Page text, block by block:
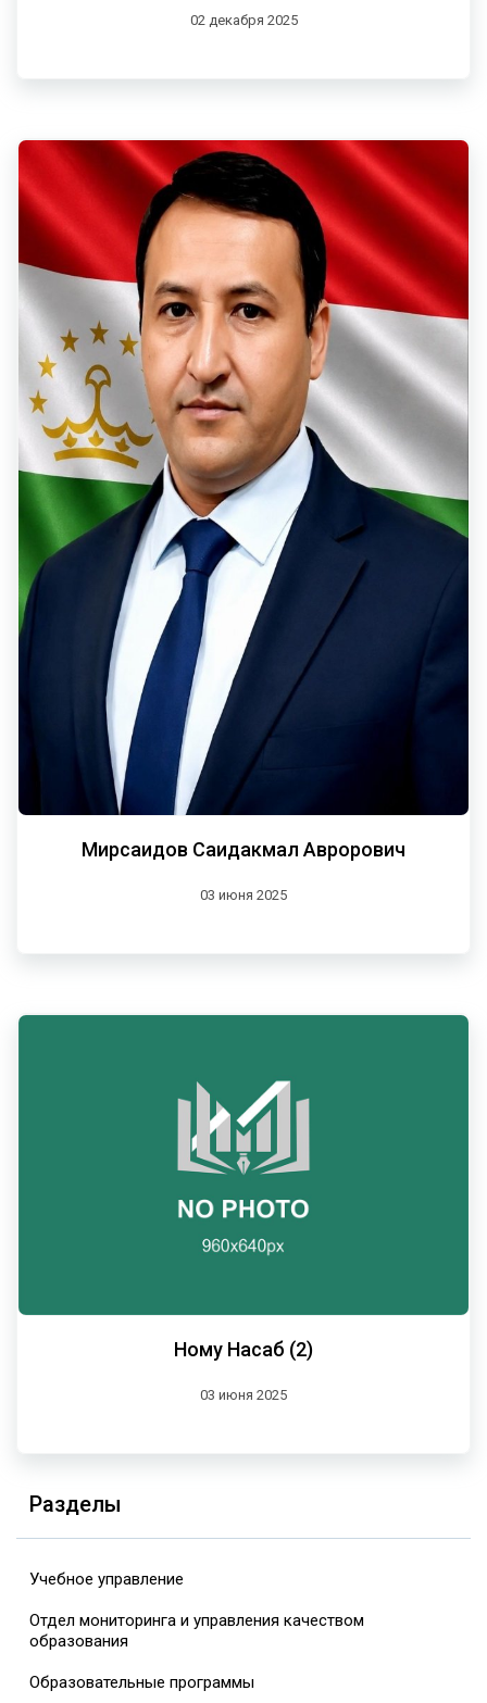
02 декабря 2025
Мирсаидов Саидакмал Аврорович
03 июня 2025
Ному Насаб (2)
03 июня 2025
Разделы
Учебное управление
Отдел мониторинга и управления качеством
образования
Образовательные программы